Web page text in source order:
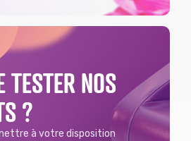
TESTER NOS
?
à votre disposition